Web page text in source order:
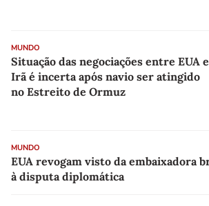
MUNDO
Situação das negociações entre EUA e
Irã é incerta após navio ser atingido
no Estreito de Ormuz
MUNDO
EUA revogam visto da embaixadora
à disputa diplomática